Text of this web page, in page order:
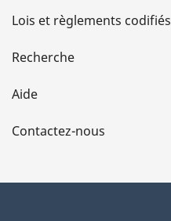
d
e
l
a
Lois et règlements codifiés
Recherche
Aide
Contactez-nous